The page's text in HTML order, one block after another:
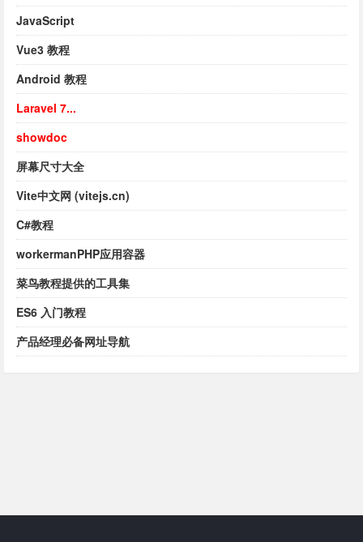
JavaScript
Vue3 教程
Android 教程
Laravel 7...
showdoc
屏幕尺寸大全
Vite中文网 (vitejs.cn)
C#教程
workermanPHP应用容器
菜鸟教程提供的工具集
ES6 入门教程
产品经理必备网址导航